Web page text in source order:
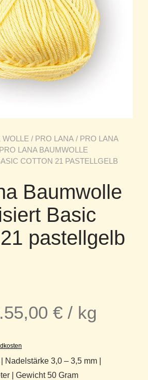
WOLLE / PRO LANA / PRO LANA
LANA BAUMWOLLE
COTTON 21 PASTELLGELB
Baumwolle
Basic
pastellgelb
55,00 € / kg
Nadelstärke 3,0 – 3,5 mm |
| Gewicht 50 Gram